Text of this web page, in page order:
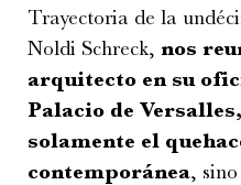
Trayectoria de la
Noldi Schreck, nos
arquitecto en su
Palacio de
solamente el
contemporánea,